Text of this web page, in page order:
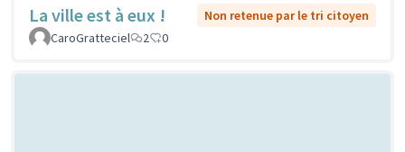
La ville est à eux !
Non retenue par le tri citoyen
CaroGratteciel
2 0